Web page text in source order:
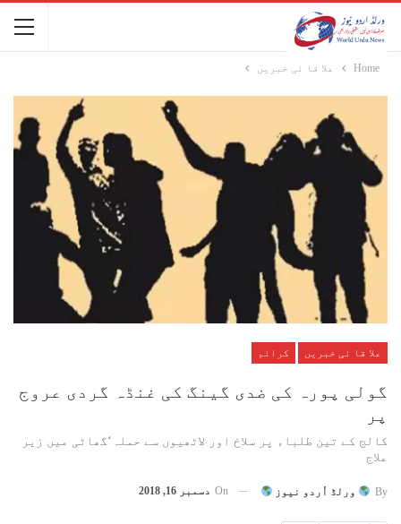
Home علا قا ئی خبریں
علا قا ئی خبریں کرائم
گولی پورہ کی ضدی گینگ کی غنڈہ گردی عروج
پر
کالج کے تین طلباء پر سلاخ اور لاٹھیوں سے حملہ‘گھاٹی میں زیر
علاج
By ورلڈ اُردو نیوز On دسمبر 16, 2018